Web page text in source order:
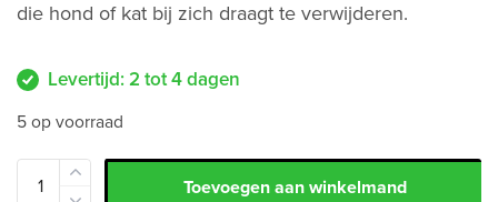
die hond of kat bij zich draagt te verwijderen.
Levertijd: 2 tot 4 dagen
5 op voorraad
Toevoegen aan winkelmand